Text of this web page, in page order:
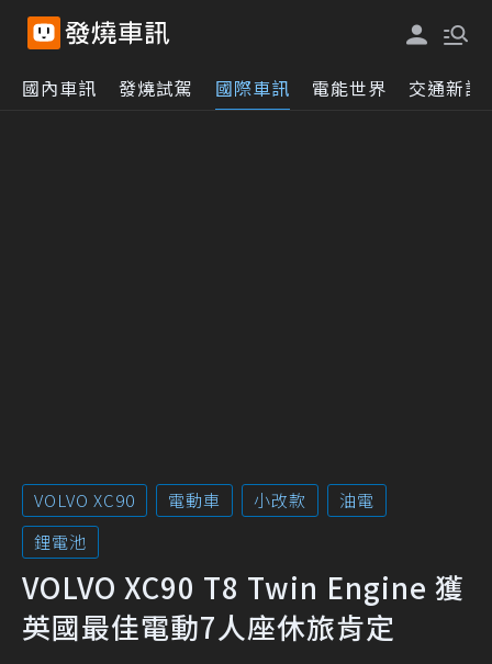
國內車訊 發燒試駕 國際車訊 電能世界 交通新訊
VOLVO XC90 電動車 小改款
油電
鋰電池
VOLVO XC90 T8 Twin Engine 獲
英國最佳電動7人座休旅肯定